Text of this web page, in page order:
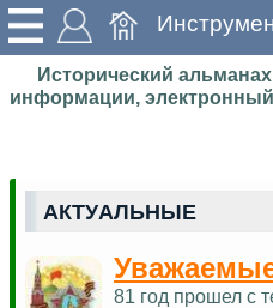
Исторический
информации,
АКТУАЛЬНЫЕ
81 год прошел с